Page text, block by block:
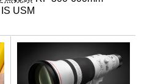
USM